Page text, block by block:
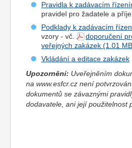
Pravidla k zadávacím
pravidel pro žadatele a
Podklady k zadávacím
vzory - vč.
doporučení
veřejných zakázek
Vkládání a editace zakázek
Upozornění: Uveřejněním
na www.esfcr.cz není
dokumentů se závaznými
dodavatele, ani její použitelnost